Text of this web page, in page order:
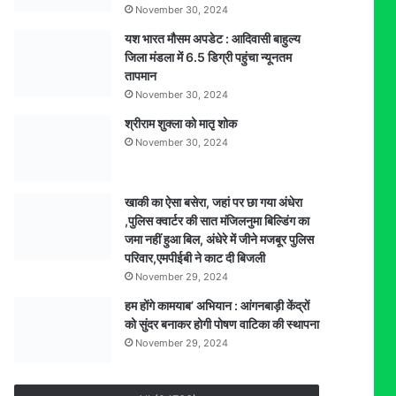
November 30, 2024
यश भारत मौसम अपडेट : आदिवासी बाहुल्य
जिला मंडला में 6.5 डिग्री पहुंचा न्यूनतम
तापमान
November 30, 2024
श्रीराम शुक्ला को मातृ शोक
November 30, 2024
खाकी का ऐसा बसेरा, जहां पर छा गया अंधेरा
,पुलिस क्वार्टर की सात मंजिलनुमा बिल्डिंग का
जमा नहीं हुआ बिल, अंधेरे में जीने मजबूर पुलिस
परिवार,एमपीईबी ने काट दी बिजली
November 29, 2024
हम होंगे कामयाब’ अभियान : आंगनबाड़ी केंद्रों
को सुंदर बनाकर होगी पोषण वाटिका की स्थापना
November 29, 2024